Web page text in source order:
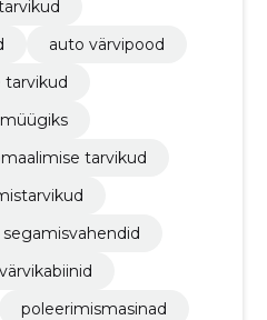
auto värvipood
tarvikud
tarvikud
segamisvahendid
värvikabiinid
poleerimismasinad